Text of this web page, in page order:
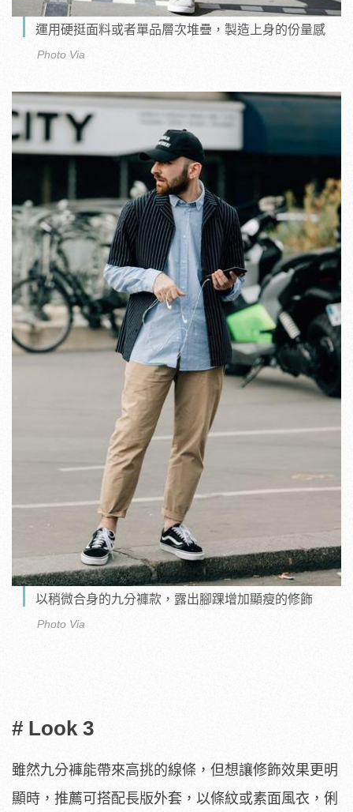
運用硬挺面料或者單品層次堆疊，製造上身的份量感
Photo Via
以稍微合身的九分褲款，露出腳踝增加顯瘦的修飾
Photo Via
# Look 3
雖然九分褲能帶來高挑的線條，但想讓修飾效果更明
顯時，推薦可搭配長版外套，以條紋或素面風衣，俐